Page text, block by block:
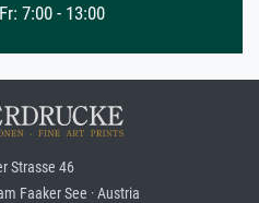
7:00 - 13:00
Strasse 46
Faaker See · Austria